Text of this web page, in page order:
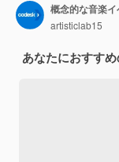
artisticlab15
あなたにおすす